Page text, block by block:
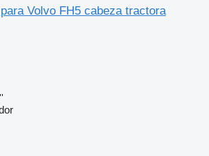
Volvo FH5 cabeza tractora